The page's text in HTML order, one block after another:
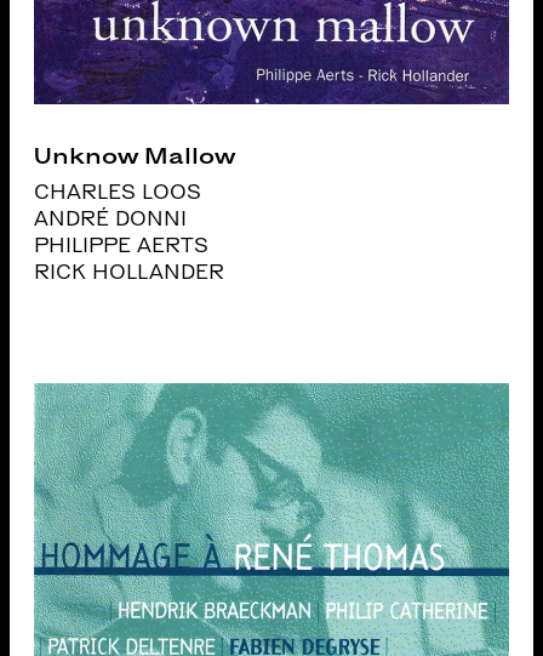
Unknow Mallow
CHARLES LOOS
ANDRÉ DONNI
PHILIPPE AERTS
RICK HOLLANDER